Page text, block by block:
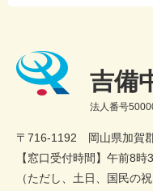
吉備
法人番号
〒716-1192 岡山県加賀
【窓口受付時間】午前8
（ただし、土日、国民の